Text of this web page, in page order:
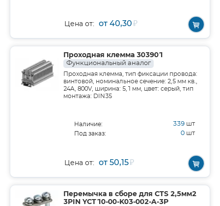
Цена от: от 40,30₽
Проходная клемма 303901
Функциональный аналог
Проходная клемма, тип фиксации провода:
винтовой, номинальное сечение: 2,5 мм кв.,
24A, 800V, ширина: 5,1 мм, цвет: серый, тип
монтажа: DIN35
Наличие: 339 шт
Под заказ: 0 шт
Цена от: от 50,15₽
Перемычка в сборе для CTS 2,5мм2
3PIN YCT10-00-K03-002-A-3P